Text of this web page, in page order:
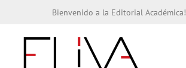
Bienvenido a la Editorial Académica!